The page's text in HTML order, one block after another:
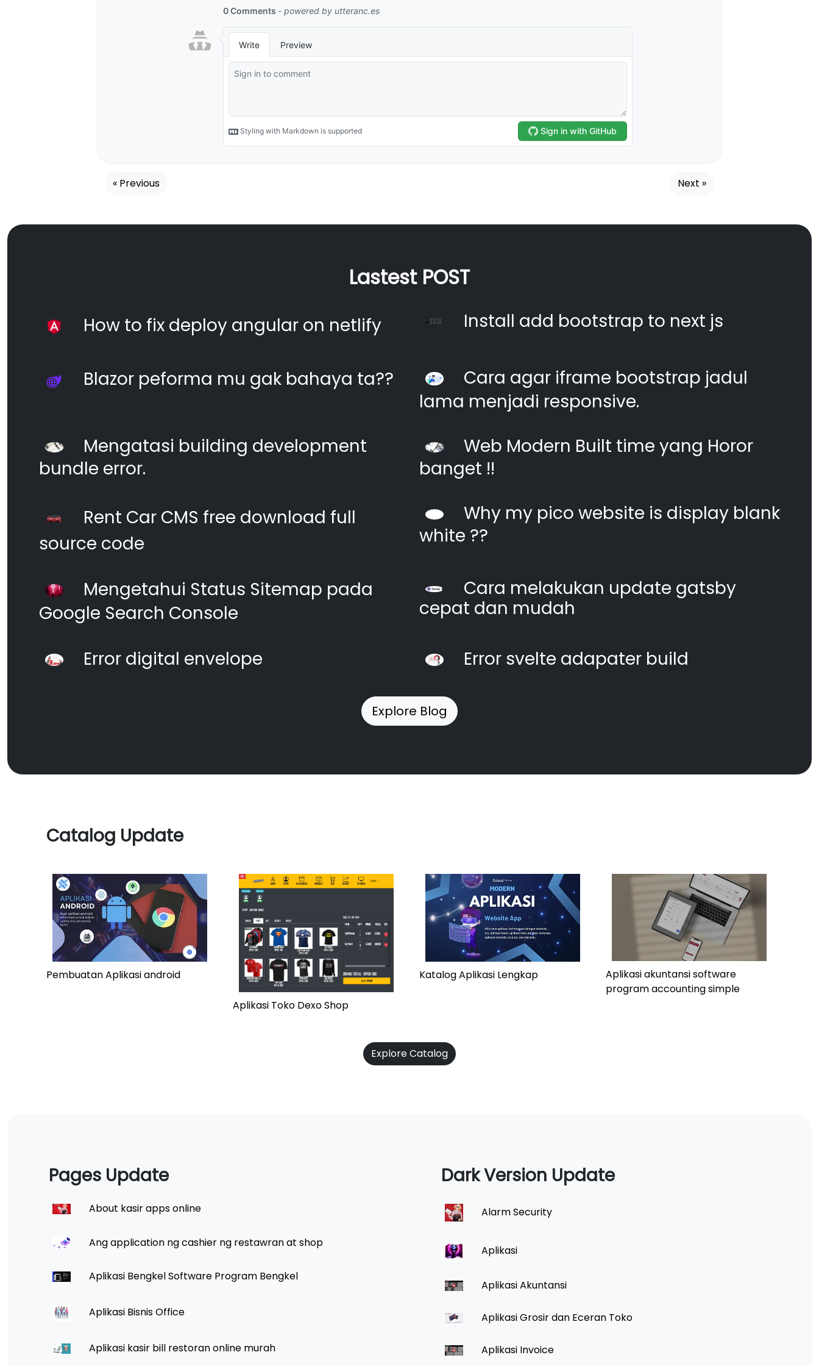
« Previous Next »
Lastest POST
How to fix deploy angular on netlify Install add bootstrap to next js
Blazor peforma mu gak bahaya ta??
Cara agar iframe bootstrap jadul
lama menjadi responsive.
Mengatasi building development
bundle error.
Web Modern Built time yang Horor
banget !!
Rent Car CMS free download full
source code
Why my pico website is display blank
white ??
Mengetahui Status Sitemap pada
Google Search Console
Cara melakukan update gatsby
cepat dan mudah
Error digital envelope Error svelte adapater build
Explore Blog
Catalog Update
Pembuatan Aplikasi android
Aplikasi Toko Dexo Shop
Katalog Aplikasi Lengkap
Aplikasi akuntansi software
program accounting simple
Explore Catalog
Pages Update
About kasir apps online
Ang application ng cashier ng restawran at shop
Aplikasi Bengkel Software Program Bengkel
Aplikasi Bisnis Office
Aplikasi kasir bill restoran online murah
Dark Version Update
Alarm Security
Aplikasi
Aplikasi Akuntansi
Aplikasi Grosir dan Eceran Toko
Aplikasi Invoice